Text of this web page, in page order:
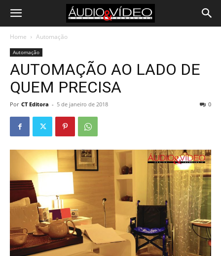
Home Automação
Automação
AUTOMAÇÃO AO LADO DE
QUEM PRECISA
Por CT Editora - 5 de janeiro de 2018 0